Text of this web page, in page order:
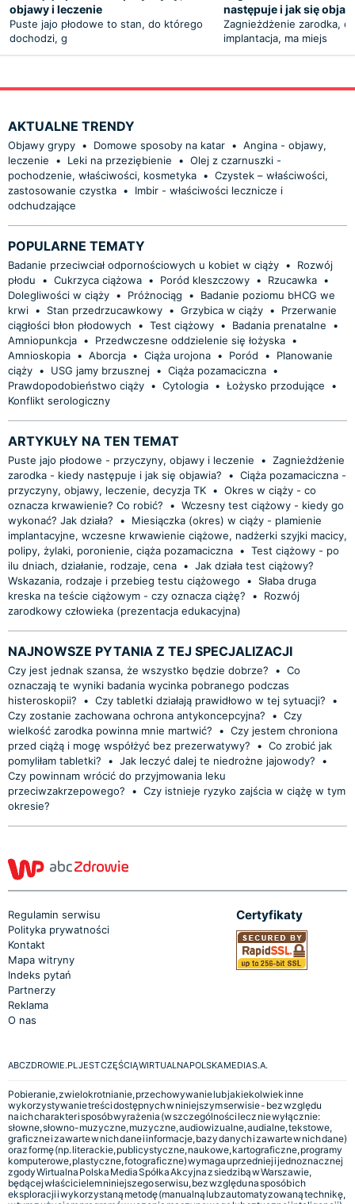
objawy i leczenie
Puste jajo płodowe to stan, do którego
dochodzi, g
następuje i jak się
Zagnieżdżenie zarodka,
implantacja, ma miejs
AKTUALNE TRENDY
Objawy grypy • Domowe sposoby na katar • Angina - objawy,
leczenie
• Leki na przeziębienie • Olej z czarnuszki -
pochodzenie, właściwości, kosmetyka • Czystek – właściwości,
zastosowanie czystka •
Imbir - właściwości lecznicze i
odchudzające
POPULARNE TEMATY
Badanie przeciwciał odpornościowych u kobiet w ciąży •
Rozwój
płodu
• Cukrzyca ciążowa • Poród kleszczowy • Rzucawka •
Dolegliwości w ciąży • Próżnociąg •
Badanie poziomu bHCG we
krwi • Stan przedrzucawkowy • Grzybica w ciąży •
Przerwanie
ciągłości błon płodowych
• Test ciążowy • Badania prenatalne
•
Amniopunkcja • Przedwczesne oddzielenie się łożyska •
Amnioskopia • Aborcja • Ciąża urojona • Poród •
Planowanie
ciąży • USG jamy brzusznej • Ciąża pozamaciczna •
Prawdopodobieństwo ciąży • Cytologia • Łożysko przodujące
•
Konflikt serologiczny
ARTYKUŁY NA TEN TEMAT
Puste jajo płodowe - przyczyny, objawy i leczenie • Zagnieżdżenie
zarodka - kiedy następuje i jak się objawia?
• Ciąża pozamaciczna -
przyczyny, objawy, leczenie, decyzja TK • Okres w ciąży - co
oznacza krwawienie? Co robić?
• Wczesny test ciążowy - kiedy go
wykonać? Jak działa?
•
Miesiączka (okres) w ciąży - plamienie
implantacyjne, wczesne krwawienie ciążowe, nadżerki szyjki macicy,
polipy, żylaki, poronienie, ciąża pozamaciczna • Test ciążowy - po
ilu dniach, działanie, rodzaje, cena • Jak działa test ciążowy?
Wskazania, rodzaje i przebieg testu ciążowego
•
Słaba druga
kreska na teście ciążowym - czy oznacza ciążę?
•
Rozwój
zarodkowy człowieka (prezentacja edukacyjna)
NAJNOWSZE PYTANIA Z TEJ SPECJALIZACJI
Czy jest jednak szansa, że wszystko będzie dobrze? • Co
oznaczają te wyniki badania wycinka pobranego podczas
histeroskopii?
• Czy tabletki działają prawidłowo w tej sytuacji?
•
Czy zostanie zachowana ochrona antykoncepcyjna?
• Czy
wielkość zarodka powinna mnie martwić?
• Czy jestem chroniona
przed ciążą i mogę współżyć bez prezerwatywy?
• Co zrobić jak
pomyliłam tabletki?
• Jak leczyć dalej te niedrożne jajowody?
•
Czy powinnam wrócić do przyjmowania leku
przeciwzakrzepowego?
• Czy istnieje ryzyko zajścia w ciążę w tym
okresie?
Regulamin serwisu
Polityka prywatności
Kontakt
Mapa witryny
Indeks pytań
Partnerzy
Reklama
O nas
Certyfikaty
ABCZDROWIE.PL JEST CZĘŚCIĄ WIRTUALNA POLSKA MEDIA S.A.
Pobieranie, zwielokrotnianie, przechowywanie lub jakiekolwiek inne
wykorzystywanie treści dostępnych w niniejszym serwisie - bez względu
na ich charakter i sposób wyrażenia (w szczególności lecz nie wyłącznie:
słowne, słowno-muzyczne, muzyczne, audiowizualne, audialne, tekstowe,
graficzne i zawarte w nich dane i informacje, bazy danych i zawarte w nich dane)
oraz formę (np. literackie, publicystyczne, naukowe, kartograficzne, programy
komputerowe, plastyczne, fotograficzne) wymaga uprzedniej i jednoznacznej
zgody Wirtualna Polska Media Spółka Akcyjna z siedzibą w Warszawie,
będącej właścicielem niniejszego serwisu, bez względu na sposób ich
eksploracji i wykorzystaną metodę (manualną lub zautomatyzowaną technikę,